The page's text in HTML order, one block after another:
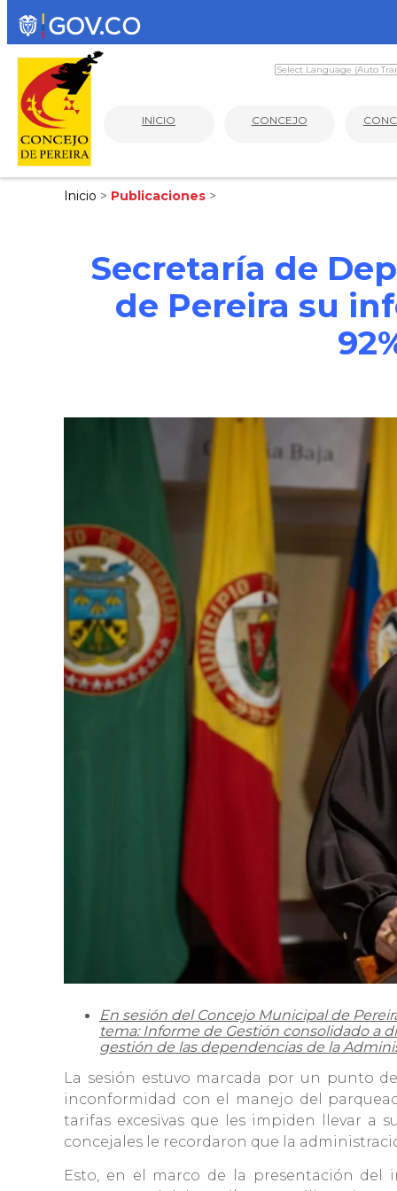
INICIO CONCEJO
Inicio > Publicaciones >
Secretaría de
de Pereira su
En sesión del Concejo Municipal de
tema: Informe de Gestión consolidado a
gestión de las dependencias de la
La sesión estuvo marcada por un punto
inconformidad con el manejo del
tarifas excesivas que les impiden llevar a
concejales le recordaron que la
Esto, en el marco de la presentación del